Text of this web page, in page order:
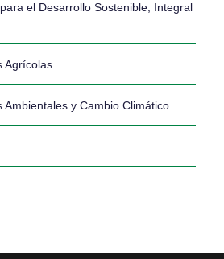
el Desarrollo Sostenible, Integral
Agrícolas
Ambientales y Cambio Climático